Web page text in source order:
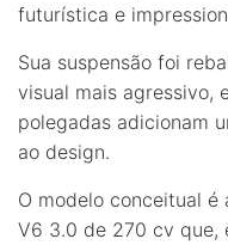
futurística e
Sua suspensão foi
visual mais agressivo,
polegadas adicionam
ao design.
O modelo conceitual
V6 3.0 de 270 cv que,